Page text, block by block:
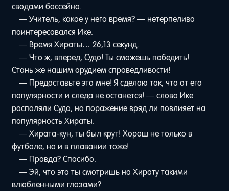
сводами бассейна.
— Учитель, какое у него время? — нетерпеливо
поинтересовался Ике.
— Время Хираты… 26,13 секунд.
— Что ж, вперед, Судо! Ты сможешь победить!
Стань же нашим орудием справедливости!
— Предоставьте это мне! Я сделаю так, что от его
популярности и следа не останется! — слова Ике
распаляли Судо, но поражение вряд ли повлияет на
популярность Хираты.
— Хирата-кун, ты был крут! Хорош не только в
футболе, но и в плавании тоже!
— Правда? Спасибо.
— Эй, что это ты смотришь на Хирату такими
влюбленными глазами?